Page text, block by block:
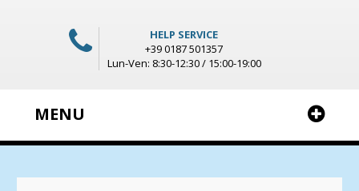
HELP SERVICE
+39 0187 501357
Lun-Ven: 8:30-12:30 / 15:00-19:00
MENU